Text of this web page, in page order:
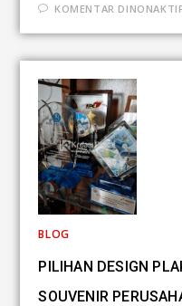
KOMENTAR
BLOG
PILIHAN DESIGN
SOUVENIR